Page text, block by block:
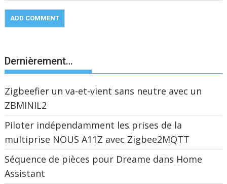
Dernièrement…
Zigbeefier un va-et-vient sans neutre avec un
ZBMINIL2
Piloter indépendamment les prises de la
multiprise NOUS A11Z avec Zigbee2MQTT
Séquence de pièces pour Dreame dans Home
Assistant